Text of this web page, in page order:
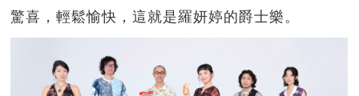
驚喜，輕鬆愉快，這就是羅妍婷的爵士樂。